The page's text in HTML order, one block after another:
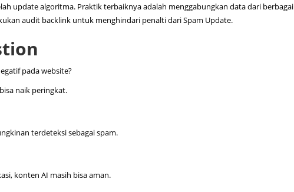
update algoritma. Praktik terbaiknya adalah menggabungkan data dari berbagai
audit backlink untuk menghindari penalti dari Spam Update.
pada website?
naik peringkat.
terdeteksi sebagai spam.
konten AI masih bisa aman.